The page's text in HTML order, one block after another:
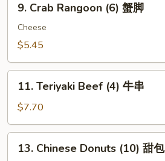
Crab
Rangoon
(6)
脚
9. Crab Rangoon (6) 蟹脚
Cheese
$5.45
Teriyaki
Beef
(4)
牛
11. Teriyaki Beef (4) 牛串
$7.70
Chinese
13. Chinese Donuts (10) 甜包